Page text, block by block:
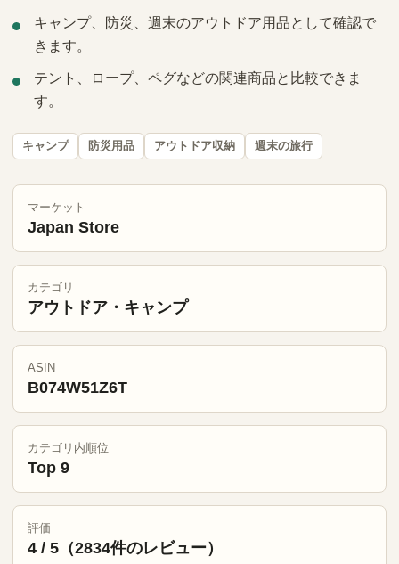
キャンプ、防災、週末のアウトドア用品として確認で
きます。
テント、ロープ、ペグなどの関連商品と比較できま
す。
キャンプ 防災用品 アウトドア収納 週末の旅行
マーケット
Japan Store
カテゴリ
アウトドア・キャンプ
ASIN
B074W51Z6T
カテゴリ内順位
Top 9
評価
4 / 5（2834件のレビュー）